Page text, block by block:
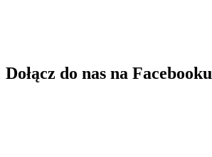
Dołącz do nas na Facebooku